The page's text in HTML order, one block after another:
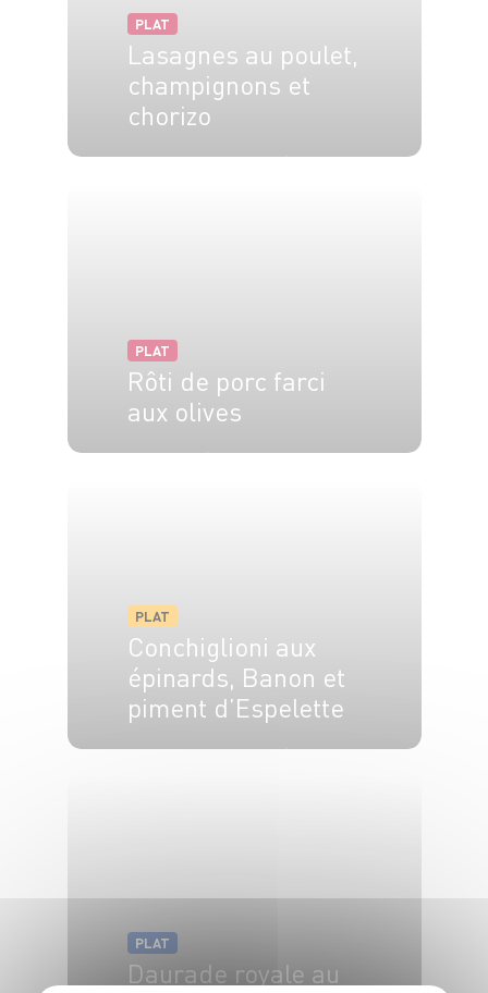
PLAT
Lasagnes au poulet,
champignons et
chorizo
PLAT
Rôti de porc farci
aux olives
PLAT
Conchiglioni aux
épinards, Banon et
piment d’Espelette
PLAT
Daurade royale au